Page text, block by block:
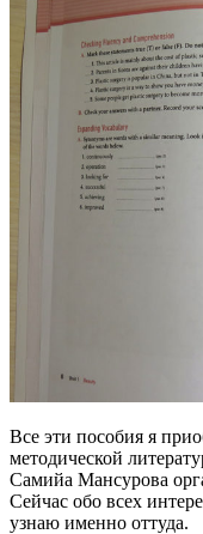
Все эти пособия я
методической
Самийа Мансурова
Сейчас обо всех
узнаю именно оттуда.